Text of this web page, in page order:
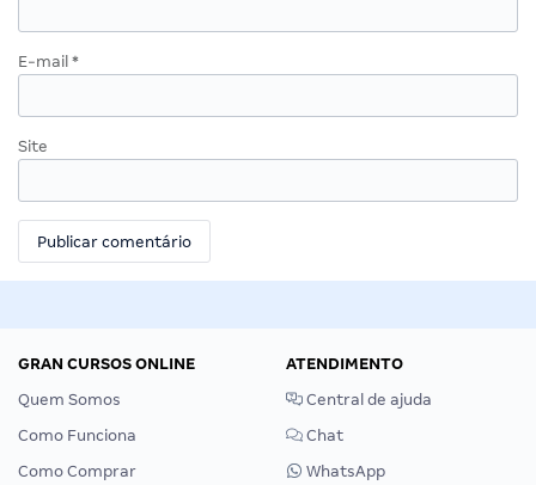
E-mail *
Site
GRAN CURSOS ONLINE
Quem Somos
Como Funciona
Como Comprar
ATENDIMENTO
Central de ajuda
Chat
WhatsApp